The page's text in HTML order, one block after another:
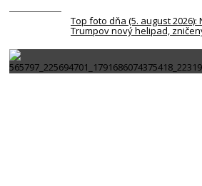
Top foto dňa (5. august
Trumpov nový helipad,